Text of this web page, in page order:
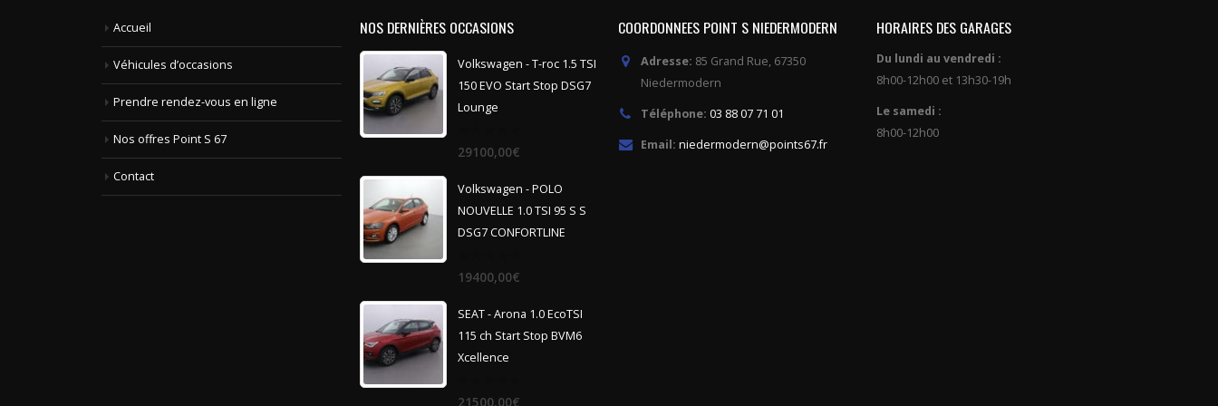
Accueil
Véhicules d’occasions
Prendre rendez-vous en ligne
Nos offres Point S 67
Contact
NOS DERNIÈRES OCCASIONS
Volkswagen - T-roc 1.5 TSI
150 EVO Start Stop DSG7
Lounge
0
out
29100,00€
Volkswagen - POLO
NOUVELLE 1.0 TSI 95 S S
DSG7 CONFORTLINE
0
out
19400,00€
SEAT - Arona 1.0 EcoTSI
115 ch Start Stop BVM6
Xcellence
0
21500,00€
COORDONNEES POINT S NIEDERMODERN
Adresse: 85 Grand Rue, 67350
Niedermodern
Téléphone: 03 88 07 71 01
Email: niedermodern@points67.fr
HORAIRES DES GARAGES
Du lundi au vendredi :
8h00-12h00 et 13h30-19h
Le samedi :
8h00-12h00